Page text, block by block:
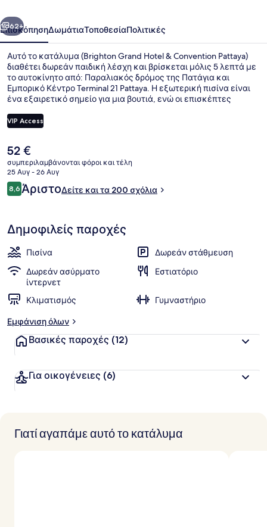
Pattaya
Επόμενο
62+
ΕπισκόπησηΔωμάτιαΤοποθεσίαΠολιτικές
Αυτό το κατάλυμα (Brighton Grand Hotel & Convention Pattaya)
διαθέτει δωρεάν παιδική λέσχη και βρίσκεται μόλις 5 λεπτά με
το αυτοκίνητο από: Παραλιακός δρόμος της Πατάγια και
Εμπορικό Κέντρο Terminal 21 Pattaya. Η εξωτερική πισίνα είναι
ένα εξαιρετικό σημείο για μια βουτιά, ενώ οι επισκέπτες
(Starboard), ένα από τα 2 εστιατόρια που λειτουργούν, το οποίο
σερβίρει τοπική και διεθνής κουζίνα και είναι ανοικτό για
μπαρ/lounge, μπαρ δίπλα στην πισίνα και γυμναστήριο.
VIP Access
Η
τρέχουσα
τιμή
είναι
52 €
52 €
συμπεριλαμβάνονται φόροι και τέλη
25 Αυγ - 26 Αυγ
Σχόλια
8,68,6 στα 10
ΆριστοΔείτε και τα 200 σχόλια
Δημοφιλείς παροχές
Πισίνα
Δωρεάν στάθμευση
Δωρεάν ασύρματο
ίντερνετ
Εστιατόριο
Κλιματισμός
Γυμναστήριο
Εμφάνιση όλων
Βασικές παροχές (12)
Για οικογένειες (6)
Γιατί αγαπάμε αυτό το κατάλυμα